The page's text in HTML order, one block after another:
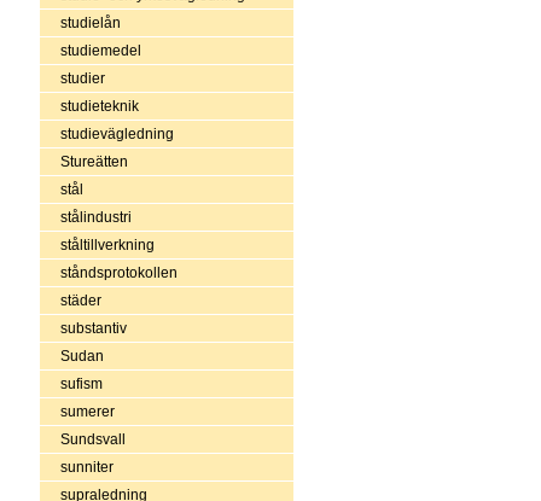
studielån
studiemedel
studier
studieteknik
studievägledning
Stureätten
stål
stålindustri
ståltillverkning
ståndsprotokollen
städer
substantiv
Sudan
sufism
sumerer
Sundsvall
sunniter
supraledning